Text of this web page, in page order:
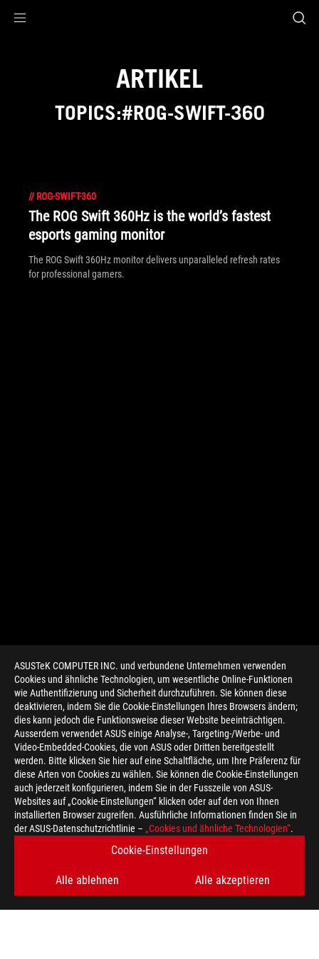
ASUSTeK COMPUTER INC. und verbundene Unternehmen verwenden
Cookies und ähnliche Technologien, um wesentliche Online-Funktionen
wie Authentifizierung und Sicherheit durchzuführen. Sie können diese
deaktivieren, indem Sie die Cookie-Einstellungen Ihres Browsers ändern;
dies kann jedoch die Funktionsweise dieser Website beeinträchtigen.
Ausserdem verwendet ASUS einige Analyse-, Targeting-/Werbe- und
Video-Embedded-Cookies, die von ASUS oder Dritten bereitgestellt
werden. Bitte klicken Sie hier auf eine Schaltfläche, um Ihre Präferenz für
diese Arten von Cookies zu wählen. Sie können die Cookie-Einstellungen
auch jederzeit konfigurieren, indem Sie in der Fusszeile von ASUS-
Websites auf „Cookie-Einstellungen“ klicken oder auf den von Ihnen
installierten Browser zugreifen. Ausführliche Informationen finden Sie in
der ASUS-Datenschutzrichtlinie – „Cookies und ähnliche Technologien“.
Cookie-Einstellungen
Alle ablehnen Alle akzeptieren
ARTIKEL
TOPICS:#ROG-SWIFT-360
// ROG-SWIFT-360
The ROG Swift 360Hz is the world’s fastest
esports gaming monitor
The ROG Swift 360Hz monitor delivers unparalleled refresh rates
for professional gamers.
> GAMING ROG SWIFT 360
ERHALTEN SIE DIE NEUESTEN ANGEBOTE UND MEHR